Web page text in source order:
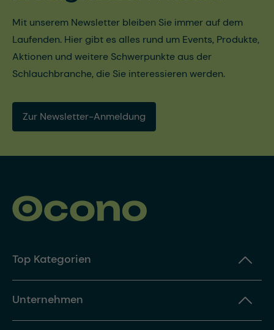
Mit unserem Newsletter bleiben Sie immer auf dem
Laufenden. Hier gibt es alles rund um Events, Produkte,
Aktionen und weitere Schwerpunkte aus der
Schlauchbranche, die Sie interessieren werden.
Zur Newsletter-Anmeldung
Top Kategorien
Unternehmen